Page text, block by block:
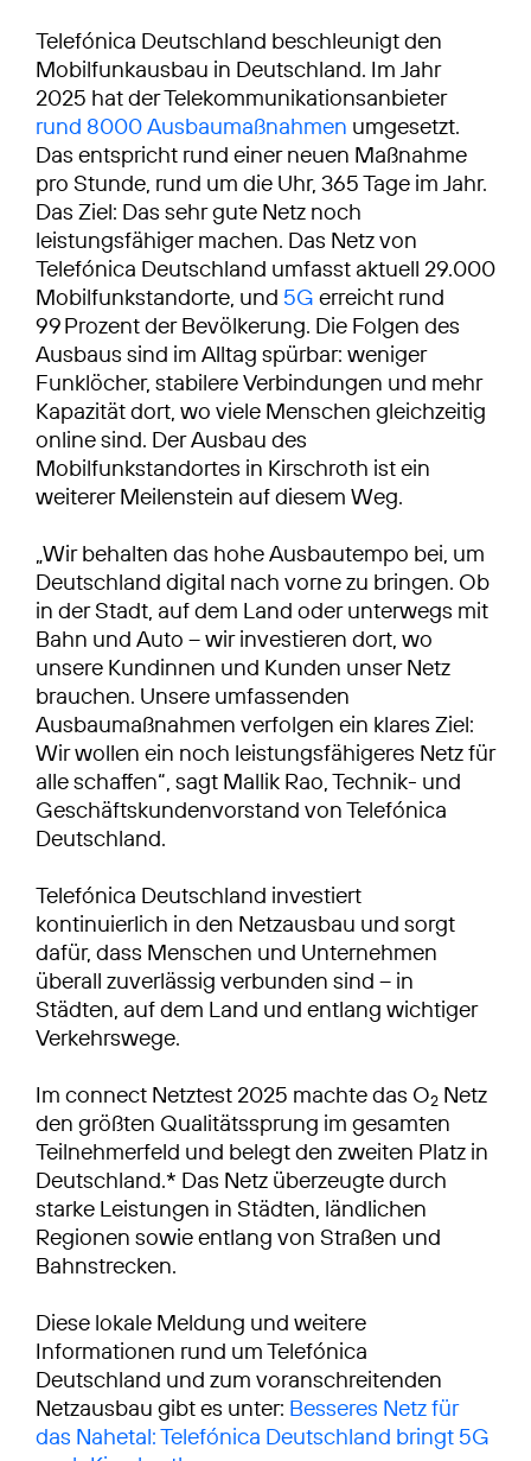
Telefónica Deutschland beschleunigt den
Mobilfunkausbau in Deutschland. Im Jahr
2025 hat der Telekommunikationsanbieter
rund 8000 Ausbaumaßnahmen umgesetzt.
Das entspricht rund einer neuen Maßnahme
pro Stunde, rund um die Uhr, 365 Tage im Jahr.
Das Ziel: Das sehr gute Netz noch
leistungsfähiger machen. Das Netz von
Telefónica Deutschland umfasst aktuell 29.000
Mobilfunkstandorte, und 5G erreicht rund
99 Prozent der Bevölkerung. Die Folgen des
Ausbaus sind im Alltag spürbar: weniger
Funklöcher, stabilere Verbindungen und mehr
Kapazität dort, wo viele Menschen gleichzeitig
online sind. Der Ausbau des
Mobilfunkstandortes in Kirschroth ist ein
weiterer Meilenstein auf diesem Weg.
„Wir behalten das hohe Ausbautempo bei, um
Deutschland digital nach vorne zu bringen. Ob
in der Stadt, auf dem Land oder unterwegs mit
Bahn und Auto – wir investieren dort, wo
unsere Kundinnen und Kunden unser Netz
brauchen. Unsere umfassenden
Ausbaumaßnahmen verfolgen ein klares Ziel:
Wir wollen ein noch leistungsfähigeres Netz für
alle schaffen“, sagt Mallik Rao, Technik- und
Geschäftskundenvorstand von Telefónica
Deutschland.
Telefónica Deutschland investiert
kontinuierlich in den Netzausbau und sorgt
dafür, dass Menschen und Unternehmen
überall zuverlässig verbunden sind – in
Städten, auf dem Land und entlang wichtiger
Verkehrswege.
Im connect Netztest 2025 machte das O2 Netz
den größten Qualitätssprung im gesamten
Teilnehmerfeld und belegt den zweiten Platz in
Deutschland.* Das Netz überzeugte durch
starke Leistungen in Städten, ländlichen
Regionen sowie entlang von Straßen und
Bahnstrecken.
Diese lokale Meldung und weitere
Informationen rund um Telefónica
Deutschland und zum voranschreitenden
Netzausbau gibt es unter: Besseres Netz für
das Nahetal: Telefónica Deutschland bringt 5G